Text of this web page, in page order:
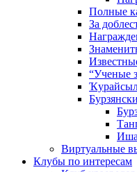
Полные
За
“Ученые
Виртуальные
Клубы по интересам